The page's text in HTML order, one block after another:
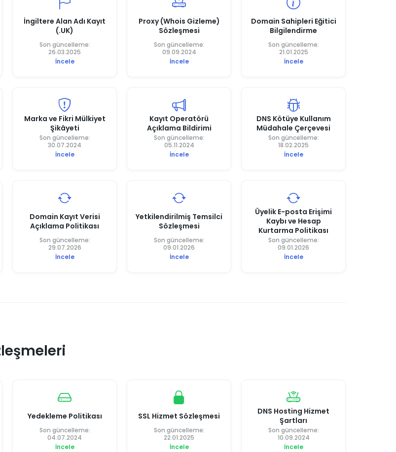
İngiltere Alan Adı Kayıt
(.UK)
Son güncelleme:
26.03.2025
İncele
Proxy (Whois Gizleme)
Sözleşmesi
Son güncelleme:
09.09.2024
İncele
Domain Sahipleri Eğitici
Bilgilendirme
Son güncelleme:
21.01.2025
İncele
Marka ve Fikri Mülkiyet
Şikâyeti
Son güncelleme:
30.07.2024
İncele
Kayıt Operatörü
Açıklama Bildirimi
Son güncelleme:
05.11.2024
İncele
DNS Kötüye Kullanım
Müdahale Çerçevesi
Son güncelleme:
18.02.2025
İncele
Domain Kayıt Verisi
Açıklama Politikası
Son güncelleme:
29.07.2026
İncele
Yetkilendirilmiş Temsilci
Sözleşmesi
Son güncelleme:
09.01.2026
İncele
Üyelik E-posta Erişimi
Kaybı ve Hesap
Kurtarma Politikası
Son güncelleme:
09.01.2026
İncele
Yedekleme Politikası
Son güncelleme:
04.07.2024
İncele
SSL Hizmet Sözleşmesi
Son güncelleme:
22.01.2025
İncele
DNS Hosting Hizmet
Şartları
Son güncelleme:
10.09.2024
İncele